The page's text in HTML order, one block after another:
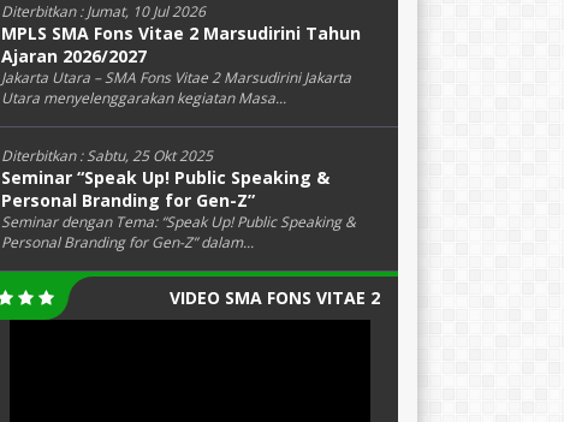
Diterbitkan :Jumat, 10 Jul 2026
MPLS SMA Fons Vitae 2 Marsudirini Tahun
Ajaran 2026/2027
Jakarta Utara – SMA Fons Vitae 2 Marsudirini Jakarta
Utara menyelenggarakan kegiatan Masa...
Diterbitkan :Sabtu, 25 Okt 2025
Seminar “Speak Up! Public Speaking &
Personal Branding for Gen-Z”
Seminar dengan Tema: “Speak Up! Public Speaking &
Personal Branding for Gen-Z” dalam...
VIDEO SMA FONS VITAE 2